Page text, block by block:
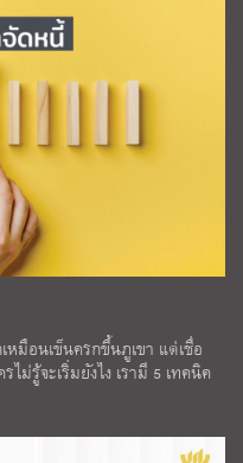
มือนเข็นครกขึ้นภูเขา แต่เชื่อ
ม่รู้จะเริ่มยังไง เรามี 5 เทคนิค